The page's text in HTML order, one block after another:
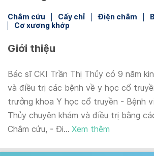
Châm cứu Cấy chỉ Điện châm
Cơ xương khớp
Giới thiệu
Bác sĩ CKI Trần Thị Thủy có 9 năm
và điều trị các bệnh về y học cổ
trưởng khoa Y học cổ truyền - Bệnh
Thủy chuyên khám và điều trị bằng
Châm cứu, - Đi... Xem thêm